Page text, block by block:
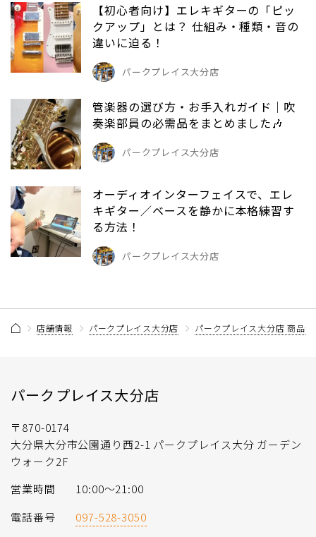
【初心者向け】エレキギターの「ピッ
クアップ」とは？ 仕組み・種類・音の
違いに迫る！
パークプレイス大分店
管楽器の選び方・お手入れガイド｜吹
奏楽部員の必需品をまとめました🎶
パークプレイス大分店
オーディオインターフェイスで、エレ
キギター／ベースを静かに本格練習す
る方法！
パークプレイス大分店
店舗情報 パークプレイス大分店 パークプレイス大分店 商品
パークプレイス大分店
〒870-0174
大分県大分市公園通り西2-1 パークプレイス大分 ガーデン
ウォーク2F
営業時間
10:00〜21:00
電話番号
097-528-3050